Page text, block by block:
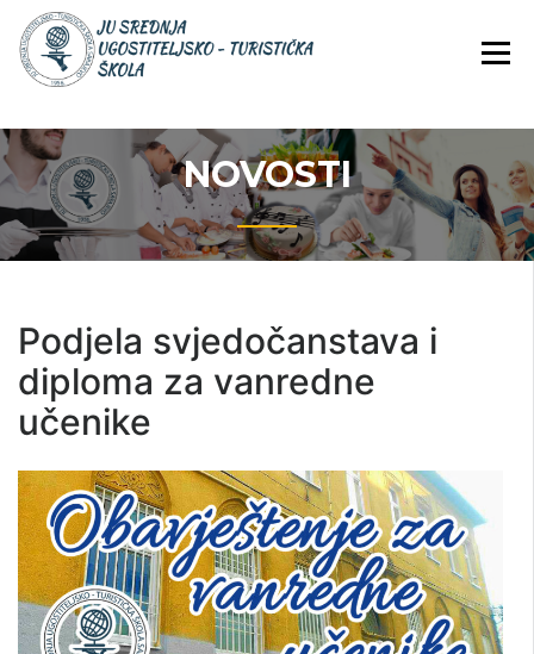
JU SREDNJA
NOVOSTI
Podjela svjedočanstava i
diploma za vanredne
učenike